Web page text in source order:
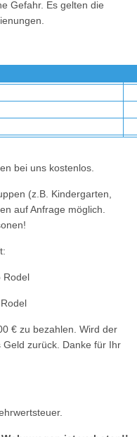
Gefahr. Es gelten die
bei uns kostenlos.
(z.B. Kindergarten,
auf Anfrage möglich.
Rodel
€ zu bezahlen. Wird der
zurück. Danke für Ihr